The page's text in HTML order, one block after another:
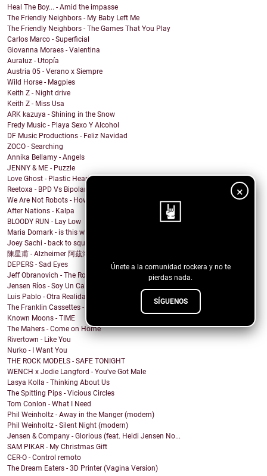
×
Únete a la comunidad rockera y no te
pierdas nada.
SÍGUENOS
Heal The Boy... - Amid the impasse
The Friendly Neighbors - My Baby Left Me
The Friendly Neighbors - The Games That You Play
Carlos Marco - Superficial
Giovanna Moraes - Valentina
Auraluz - Utopía
Austria 05 - Verano x Siempre
Wild Horse - Magpies
Keith Z - Night drive
Keith Z - Miss Usa
ARK kazuya - Shining in the Snow
Fredy Music - Playa Sexo Y Alcohol
DF Music Productions - Feliz Navidad
ZOCO - Searching
Annika Bellamy - Angels
JENNY & ME - Puzzle
Love Ghost - Plastic Hearts
Reetoxa - BPD Vs Bipolar
We Are Not Robots - How Are You Feeling?
After Nations - Kalpa
BLOODY RUN - Lay Low
Maria Domark - is this what you wanted? (Crimson C...
Joey Sachi - back to square one
陳星甫 - Alzheimer 阿茲海默症
DEPERS - Sad Eyes
Jeff Obranovich - The Road That Brings You Home
Jensen Ríos - Soy Un Cabrón
Luis Pablo - Otra Realidad
The Franklin Cassettes - Why Not My Name
Known Moons - TIME
The Mahers - Come on Home
Rivertown - Like You
Nurko - I Want You
THE ROCK MODELS - SAFE TONIGHT
WENCH x Jodie Langford - You've Got Male
Lasya Kolla - Thinking About Us
The Spitting Pips - Vicious Circles
Tom Conlon - What I Need
Phil Weinholtz - Away in the Manger (modern)
Phil Weinholtz - Silent Night (modern)
Jensen & Company - Glorious (feat. Heidi Jensen No...
SAM PIKAR - My Christmas Gift
CER-O - Control remoto
The Dream Eaters - 3D Printer (Vagina Version)